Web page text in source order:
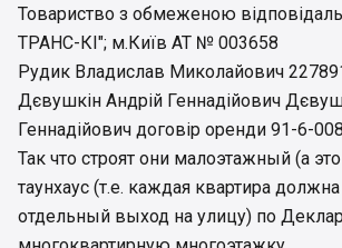
Товариство з обмеженою
ТРАНС-КІ"; м.Київ АТ № 003658
Рудик Владислав Миколайович
Дєвушкін Андрій Геннадійович
Геннадійович договір оренди 91-6-
Так что строят они малоэтажный (а
таунхаус (т.е. каждая квартира
отдельный выход на улицу) по